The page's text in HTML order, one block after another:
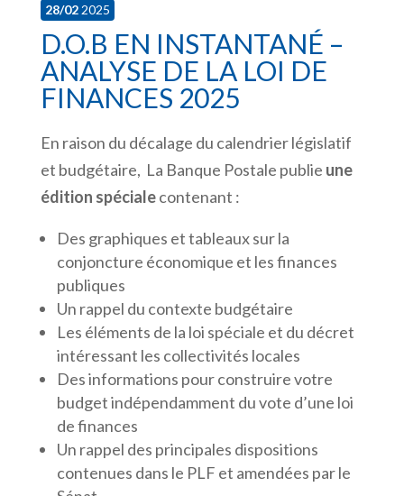
28/022025
D.O.B EN INSTANTANÉ –
ANALYSE DE LA LOI DE
FINANCES 2025
En raison du décalage du calendrier législatif
et budgétaire, La Banque Postale publie une
édition spécialecontenant :
Des graphiques et tableaux sur la
conjoncture économique et les finances
publiques
Un rappel du contexte budgétaire
Les éléments de la loi spéciale et du décret
intéressant les collectivités locales
Des informations pour construire votre
budget indépendamment du vote d’une loi
de finances
Un rappel des principales dispositions
contenues dans le PLF et amendées par le